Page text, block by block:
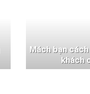
Mách bạn
khách